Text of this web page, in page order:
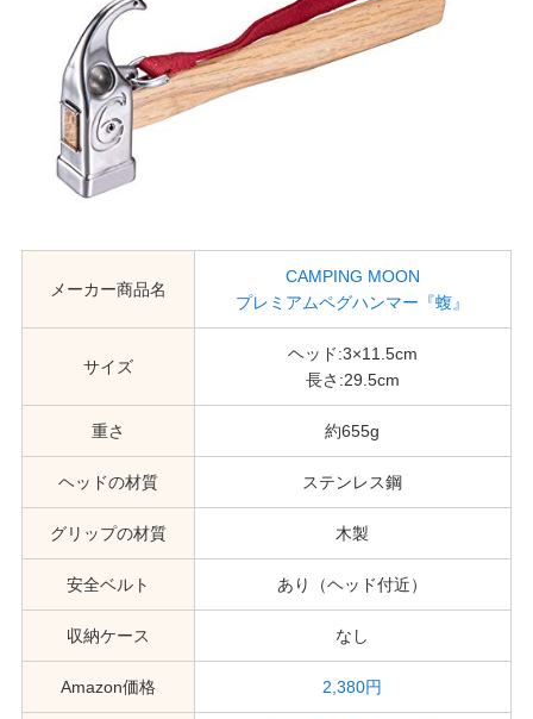
メーカー商品名
CAMPING MOON
プレミアムペグハンマー『蝮』
サイズ
ヘッド:3×11.5cm
長さ:29.5cm
重さ 約655g
ヘッドの材質 ステンレス鋼
グリップの材質 木製
安全ベルト あり（ヘッド付近）
収納ケース なし
Amazon価格 2,380円